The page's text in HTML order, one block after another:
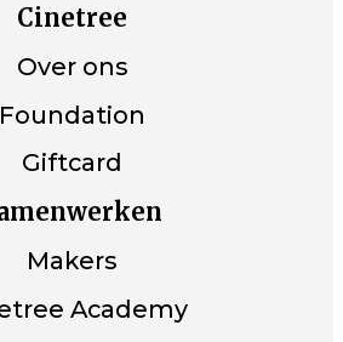
Cinetree
Over ons
Foundation
Giftcard
Makers
Academy